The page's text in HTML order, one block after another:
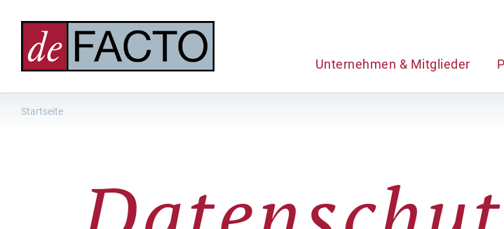
Unternehmen & Mitglieder
Startseite